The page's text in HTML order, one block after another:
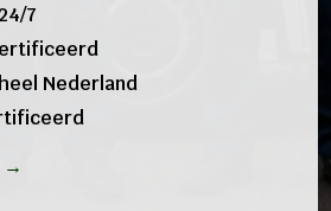
7
Nederland
→